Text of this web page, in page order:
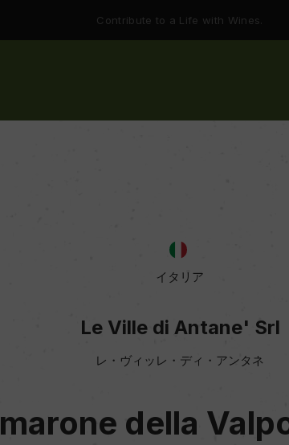
Contribute to a Life with Wines.
イタリア
Le Ville di Antane' Srl
レ・ヴィッレ・ディ・アンタネ
della